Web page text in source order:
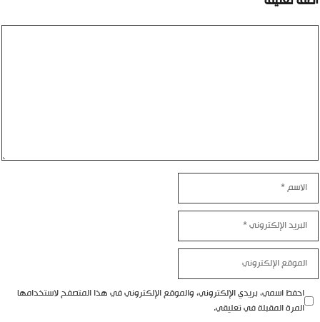
الإلكتروني
الإلكتروني
احفظ اسمي، بريدي الإلكتروني، والموقع الإلكتروني في هذا المتصفح لاستخدامها
المرة المقبلة في تعليقي.